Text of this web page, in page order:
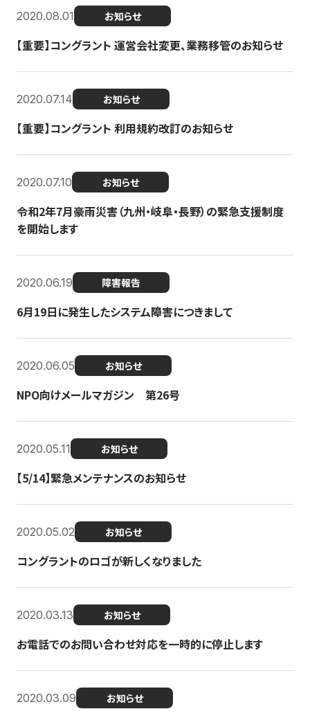
2020.08.01 お知らせ
【重要】コングラント 運営会社変更、業務移管のお知らせ
2020.07.14 お知らせ
【重要】コングラント 利用規約改訂のお知らせ
2020.07.10 お知らせ
令和2年7月豪雨災害（九州・岐阜・長野）の緊急支援制度
を開始します
2020.06.19 障害報告
6月19日に発生したシステム障害につきまして
2020.06.05 お知らせ
NPO向けメールマガジン 第26号
2020.05.11 お知らせ
【5/14】緊急メンテナンスのお知らせ
2020.05.02 お知らせ
コングラントのロゴが新しくなりました
2020.03.13 お知らせ
お電話でのお問い合わせ対応を一時的に停止します
2020.03.09 お知らせ